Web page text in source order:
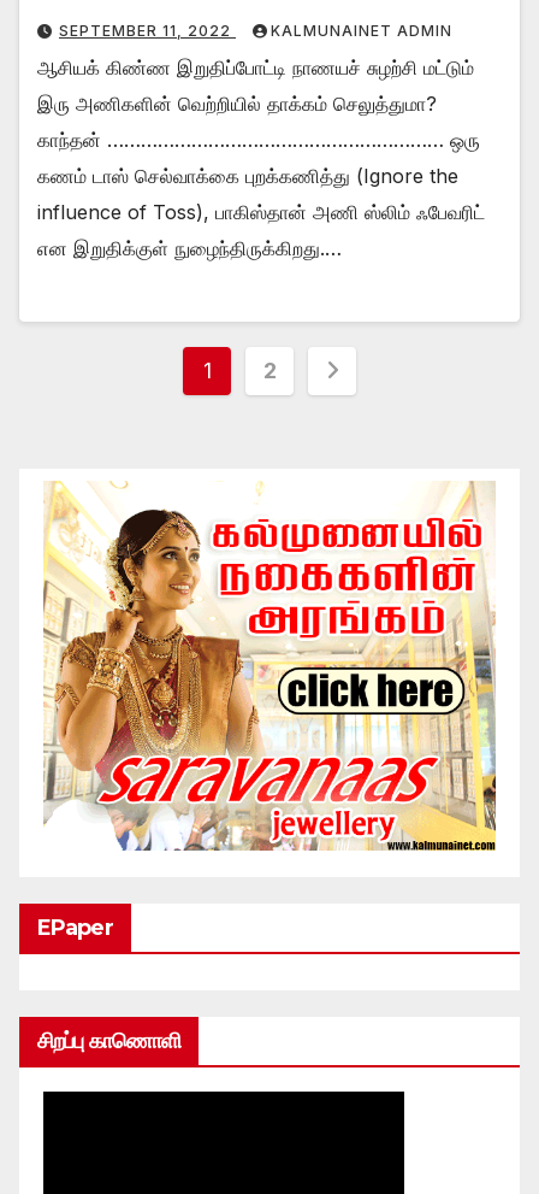
SEPTEMBER 11, 2022 KALMUNAINET ADMIN
ஆசியக் கிண்ண இறுதிப்போட்டி நாணயச் சுழற்சி மட்டும்
இரு அணிகளின் வெற்றியில் தாக்கம் செலுத்துமா?
காந்தன் …………………………………………………… ஒரு
கணம் டாஸ் செல்வாக்கை புறக்கணித்து (Ignore the
influence of Toss), பாகிஸ்தான் அணி ஸ்லிம் ஃபேவரிட்
என இறுதிக்குள் நுழைந்திருக்கிறது.…
Posts
1 2
EPaper
சிறப்பு காணொளி